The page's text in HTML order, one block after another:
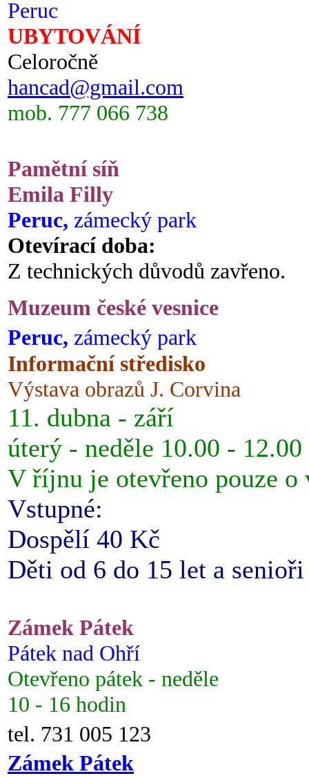
Peruc
UBYTOVÁNÍ
Celoročně
hancad@gmail.com
mob. 777 066 738
Pamětní síň
Emila Filly
Peruc, zámecký park
Otevírací doba:
Z technických důvodů zavřeno.
Muzeum české vesnice
Peruc, zámecký park
Informační středisko
Výstava obrazů J. Corvina
11. dubna - září
úterý - neděle 10.00 -
V říjnu je otevřeno pouze o
Vstupné:
Dospělí 40 Kč
Děti od 6 do 15 let a
Zámek Pátek
Pátek nad Ohří
Otevřeno pátek - neděle
10 - 16 hodin
tel. 731 005 123
Zámek Pátek